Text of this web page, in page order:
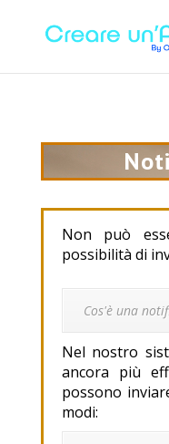
Non può
possibilità di
Cos'è una
Nel nostro
ancora più
possono
modi: